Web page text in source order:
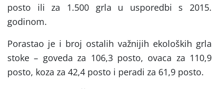
posto ili za 1.500 grla u usporedbi s 2015.
godinom.
Porastao je i broj ostalih važnijih ekoloških grla
stoke – goveda za 106,3 posto, ovaca za 110,9
posto, koza za 42,4 posto i peradi za 61,9 posto.